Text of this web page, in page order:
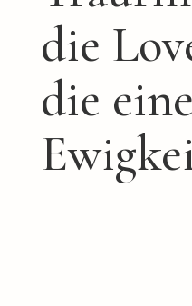
die
die eine